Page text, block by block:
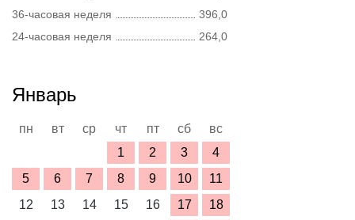
36-часовая неделя
396,0
24-часовая неделя
264,0
Январь
пн вт ср чт пт сб
вс
1
2 3
4
5
6 7 8 9 10
11
12
13 14 15 16 17
18